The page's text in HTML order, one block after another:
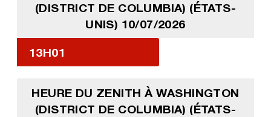
(DISTRICT DE COLUMBIA) (ÉTATS-
UNIS) 10/07/2026
13H01
HEURE DU ZENITH À WASHINGTON
(DISTRICT DE COLUMBIA) (ÉTATS-